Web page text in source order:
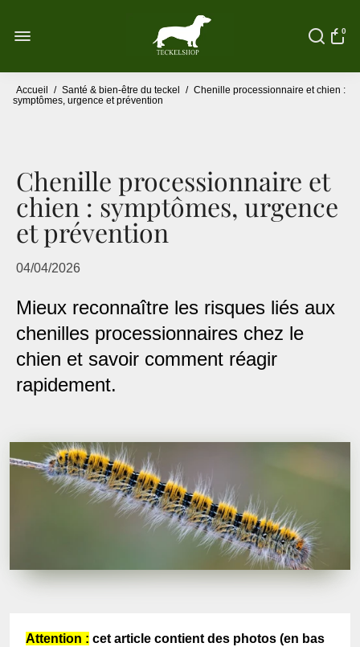
0
Accueil / Santé & bien-être du teckel / Chenille processionnaire et chien :
symptômes, urgence et prévention
Chenille processionnaire et
chien : symptômes, urgence
et prévention
04/04/2026
Mieux reconnaître les risques liés aux
chenilles processionnaires chez le
chien et savoir comment réagir
rapidement.
Attention : cet article contient des photos (en bas